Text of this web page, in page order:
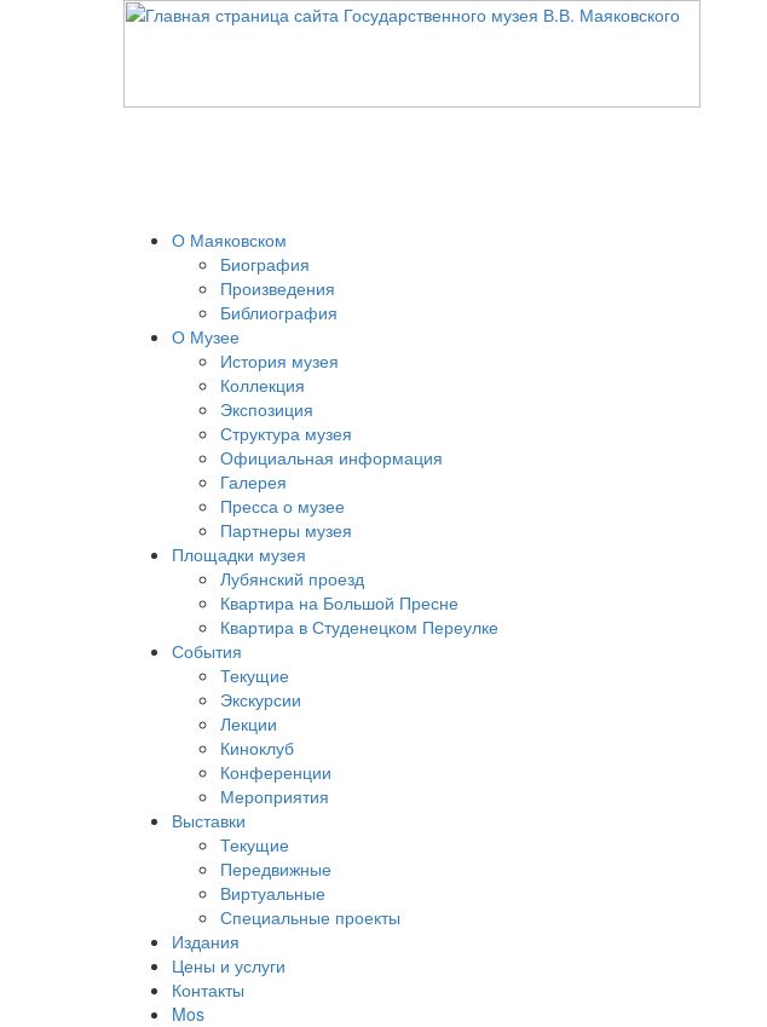
О Маяковском
Биография
Произведения
Библиография
О Музее
История музея
Коллекция
Экспозиция
Структура музея
Официальная информация
Галерея
Пресса о музее
Партнеры музея
Площадки музея
Лубянский проезд
Квартира на Большой Пресне
Квартира в Студенецком Переулке
События
Текущие
Экскурсии
Лекции
Киноклуб
Конференции
Мероприятия
Выставки
Текущие
Передвижные
Виртуальные
Специальные проекты
Издания
Цены и услуги
Контакты
Mos